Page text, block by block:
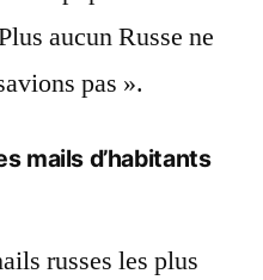
aucun Russe ne
pas ».
mails d’habitants
russes les plus